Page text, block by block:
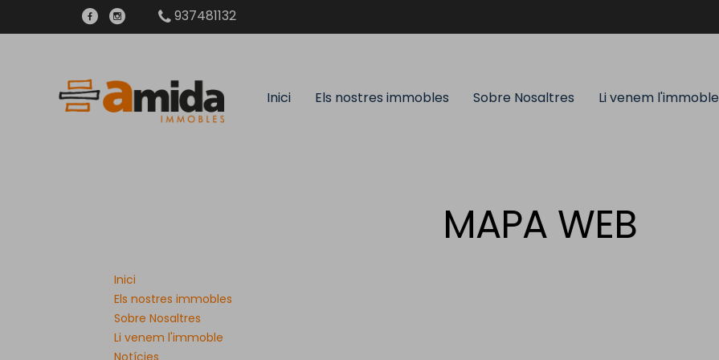
937481132
Inici Els nostres immobles Sobre Nosaltres Li venem l'immoble
MAPA WEB
Inici
Els nostres immobles
Sobre Nosaltres
Li venem l'immoble
Notícies